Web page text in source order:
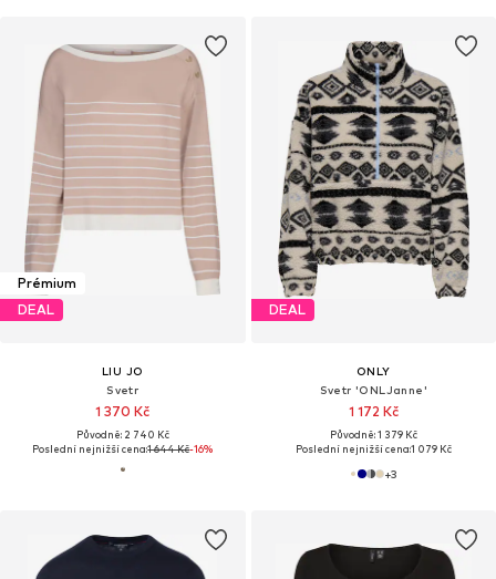
Prémium
DEAL
LIU JO
Svetr
1 370 Kč
Původně: 2 740 Kč
Poslední nejnižší cena:1 644 Kč-16%
DEAL
ONLY
Svetr 'ONLJanne'
1 172 Kč
Původně: 1 379 Kč
Poslední nejnižší cena:1 079 Kč
+3